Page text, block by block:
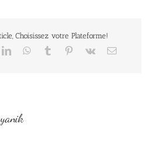
Choisissez votre Plateforme!
LinkedInWhatsApp
Tumblr Pinterest
Vk Email
yanik